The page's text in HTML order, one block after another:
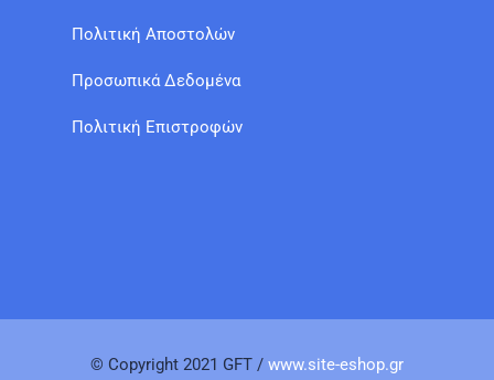
Πολιτική Αποστολών
Προσωπικά Δεδομένα
Πολιτική Επιστροφών
© Copyright 2021 GFT / www.site-eshop.gr